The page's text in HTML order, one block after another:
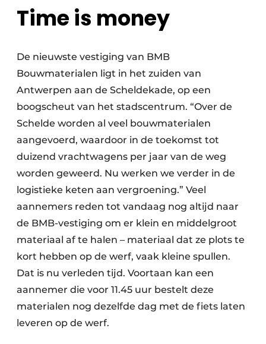
Time is money
De nieuwste vestiging van BMB
Bouwmaterialen ligt in het zuiden van
Antwerpen aan de Scheldekade, op een
boogscheut van het stadscentrum. “Over de
Schelde worden al veel bouwmaterialen
aangevoerd, waardoor in de toekomst tot
duizend vrachtwagens per jaar van de weg
worden geweerd. Nu werken we verder in de
logistieke keten aan vergroening.” Veel
aannemers reden tot vandaag nog altijd naar
de BMB-vestiging om er klein en middelgroot
materiaal af te halen – materiaal dat ze plots te
kort hebben op de werf, vaak kleine spullen.
Dat is nu verleden tijd. Voortaan kan een
aannemer die voor 11.45 uur bestelt deze
materialen nog dezelfde dag met de fiets laten
leveren op de werf.